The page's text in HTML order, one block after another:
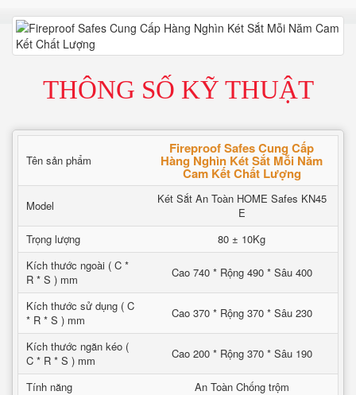
THÔNG SỐ KỸ THUẬT
Tên sản phẩm
Fireproof Safes Cung Cấp
Hàng Nghìn Két Sắt Mỗi Năm
Cam Kết Chất Lượng
Model
Két Sắt An Toàn HOME Safes KN45
E
Trọng lượng
80 ± 10Kg
Kích thước ngoài ( C *
R * S ) mm
Cao 740 * Rộng 490 * Sâu 400
Kích thước sử dụng ( C
* R * S ) mm
Cao 370 * Rộng 370 * Sâu 230
Kích thước ngăn kéo (
C * R * S ) mm
Cao 200 * Rộng 370 * Sâu 190
Tính năng
An Toàn Chống trộm